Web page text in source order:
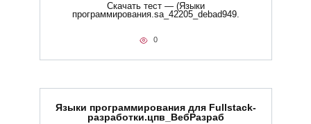
Скачать тест — (Языки
программирования.sa_42205_debad949.
0
Языки программирования для Fullstack-
разработки.цпв_ВебРазраб